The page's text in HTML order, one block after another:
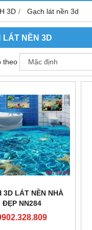
3D Gạch lát nền 3d
LÁT NỀN 3D
theo
3D LÁT NỀN NHÀ
ĐẸP NN284